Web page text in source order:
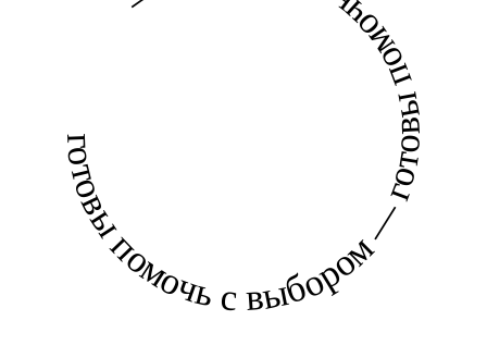
готовы помочь с выбором — готовы помочь с выбором —